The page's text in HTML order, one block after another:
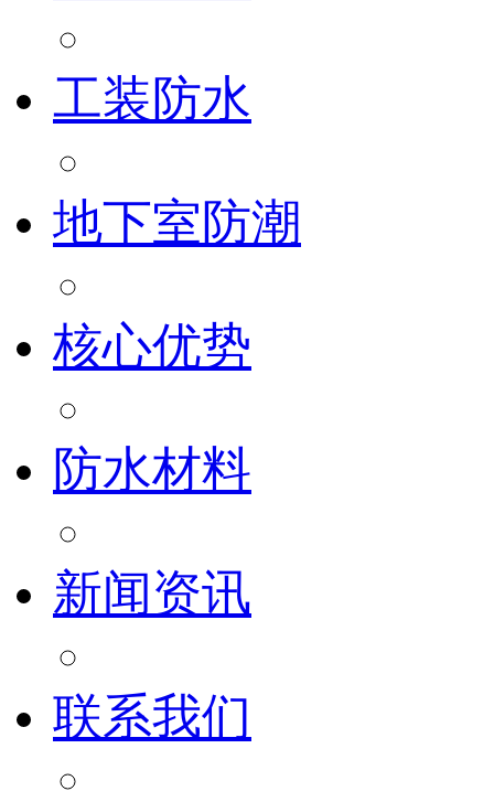
工装防水
地下室防潮
核心优势
防水材料
新闻资讯
联系我们